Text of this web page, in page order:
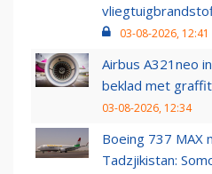
03-08-2026, 12:41
Airbus A321neo
beklad met
03-08-2026, 12:34
Boeing 737 MAX
Tadzjikistan: